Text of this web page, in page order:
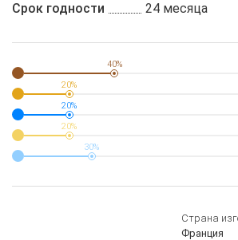
Срок годности
24 месяца
40%
20%
20%
20%
30%
Страна
Франция